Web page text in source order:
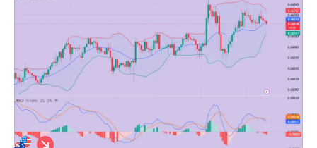
据。 例如在趋势交易中，真正需要问的问题不是“今天赚
了多少或亏了多少”，而是： 趋势结构是否仍然完整？ 更
高低点是否持续成立？ 动能是否仍与原始交易逻辑一致？
市场行为是否真正发生变化？ 当管理决策以市场结构为核
心，而非账户盈亏时，情绪化调整会明显减少，优质交易
也更有空间充分发展。 EURUSD 一小时K线图 过去表现
并不代表未来结果。 2️⃣ 管理周期应与交易规划周期一致
我们都经历过这种情况： 在4小时图上布局波段交易，却
盯着5分钟图来回波动。 使用低于规划周期的时间框架，
做